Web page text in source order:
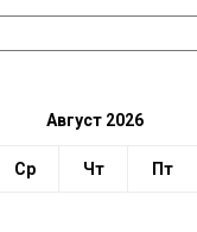
Август 2026
Ср Чт Пт